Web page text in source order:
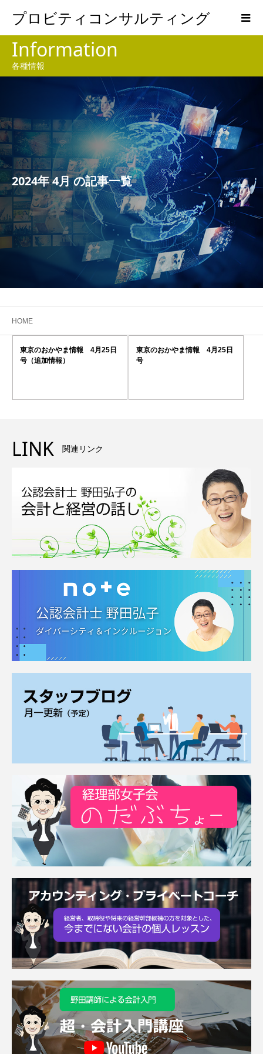
プロビティコンサルティング
Information
各種情報
2024年 4月 の記事一覧
HOME
東京のおかやま情報 4月25日
号（追加情報）
東京のおかやま情報 4月25日
号
LINK 関連リンク